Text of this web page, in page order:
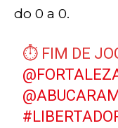
do 0 a 0.
⏱️ FIM DE